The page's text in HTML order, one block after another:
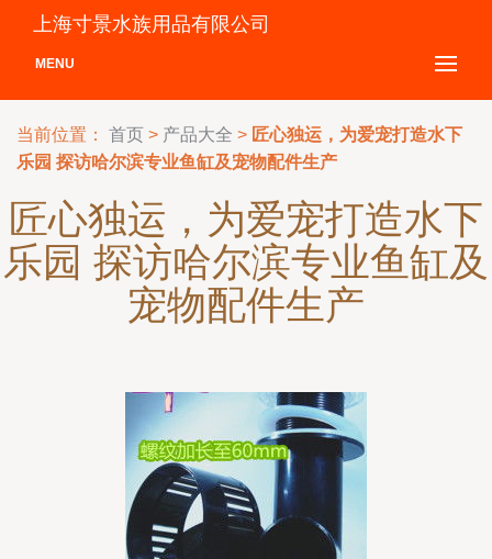
上海寸景水族用品有限公司
MENU
当前位置： 首页 > 产品大全 > 匠心独运，为爱宠打造水下
乐园 探访哈尔滨专业鱼缸及宠物配件生产
匠心独运，为爱宠打造水下
乐园 探访哈尔滨专业鱼缸及
宠物配件生产